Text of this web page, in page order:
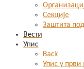
Секције
Заштита
Вести
Упис
Back
Упис у први